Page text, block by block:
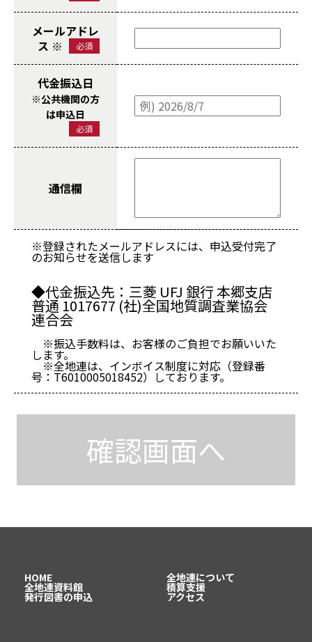
メールアドレ
ス ※
必須
代金振込日
※公共機関の方
は申込日
必須
通信欄
※登録されたメールアドレスには、申込受付完了
のお知らせを送信します
◆代金振込先：三菱 UFJ 銀行 本郷支店
普通 1017677 (社)全国地質調査業協会
連合会
※振込手数料は、お客様のご負担でお願いいた
します。
※全地連は、インボイス制度に対応（登録番
号：T6010005018452）しております。
HOME 全地連について
全地連資料館 積算支援
発行図書の申込 アクセス